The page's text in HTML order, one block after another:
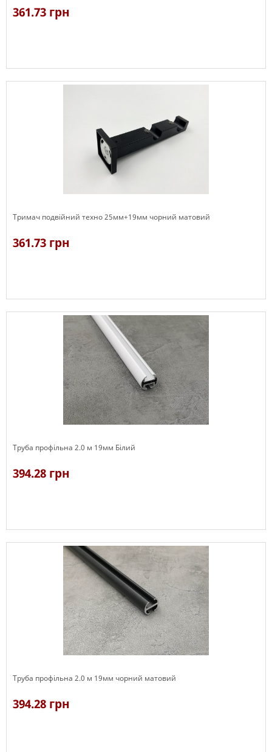
361.73 грн
Тримач подвійний техно 25мм+19мм чорний матовий
361.73 грн
Труба профільна 2.0 м 19мм Білий
394.28 грн
Труба профільна 2.0 м 19мм чорний матовий
394.28 грн